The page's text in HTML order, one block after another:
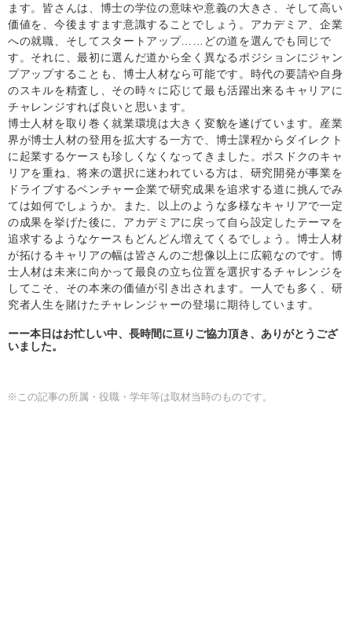
ます。皆さんは、博士の学位の意味や意義の大きさ、そして高い
価値を、今後ますます意識することでしょう。アカデミア、企業
への就職、そしてスタートアップ……どの道を選んでも同じで
す。それに、最初に選んだ道から全く異なるポジションにジャン
プアップすることも、博士人材なら可能です。時代の要請や自身
のスキルを精査し、その時々に応じて最も活躍出来るキャリアに
チャレンジすれば良いと思います。
博士人材を取り巻く就業環境は大きく変貌を遂げています。産業
界が博士人材の登用を拡大する一方で、博士課程からダイレクト
に起業するケースも珍しくなくなってきました。ポスドクのキャ
リアを重ね、将来の選択に迷われている方は、研究開発が事業を
ドライブするベンチャー企業で研究成果を追求する道に挑んでみ
ては如何でしょうか。また、以上のような多様なキャリアで一定
の成果を挙げた後に、アカデミアに戻って自ら設定したテーマを
追求するようなケースもどんどん増えてくるでしょう。博士人材
が拓けるキャリアの幅は皆さんのご想像以上に広範なのです。博
士人材は未来に向かって最良の立ち位置を選択するチャレンジを
してこそ、その本来の価値が引き出されます。一人でも多く、研
究者人生を賭けたチャレンジャーの登場に期待しています。
本日はお忙しい中、長時間に亘りご協力頂き、ありがとうござ
いました。
※この記事の所属・役職・学年等は取材当時のものです。